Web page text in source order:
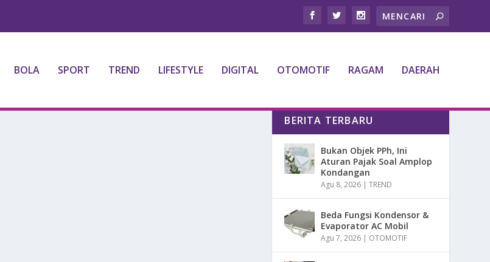
BOLA SPORT TREND LIFESTYLE DIGITAL OTOMOTIF RAGAM DAERAH
BERITA TERBARU
Bukan Objek PPh, Ini
Aturan Pajak Soal Amplop
Kondangan
Agu 8, 2026 |TREND
Beda Fungsi Kondensor &
Evaporator AC Mobil
Agu 7, 2026 | OTOMOTIF